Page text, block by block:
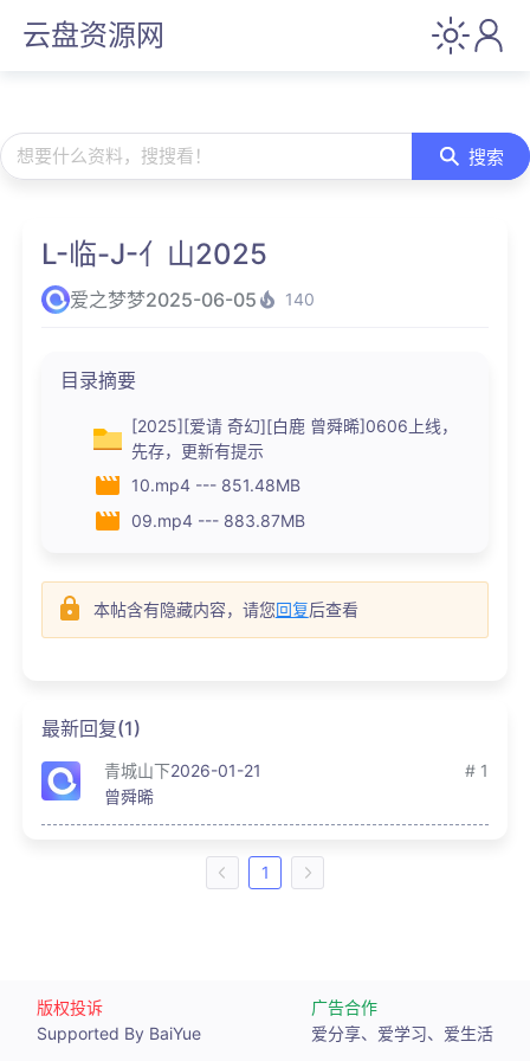
云盘资源网
想要什么资料，搜搜看！ 搜索
L-临-J-亻山2025
爱之梦梦2025-06-05 140
目录摘要
[2025][爱请 奇幻][白鹿 曾舜晞]0606上线，
先存，更新有提示
10.mp4 --- 851.48MB
09.mp4 --- 883.87MB
本帖含有隐藏内容，请您回复后查看
最新回复(1)
青城山下2026-01-21
# 1
曾舜晞
1
版权投诉
Supported By BaiYue
广告合作
爱分享、爱学习、爱生活